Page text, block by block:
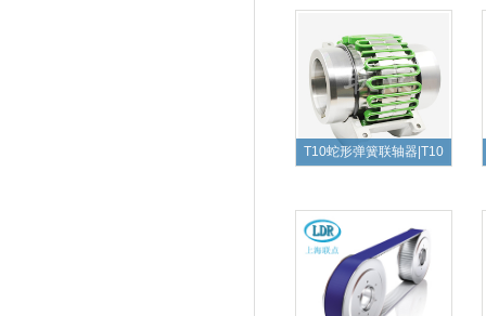
T10蛇形弹簧联轴器|T10